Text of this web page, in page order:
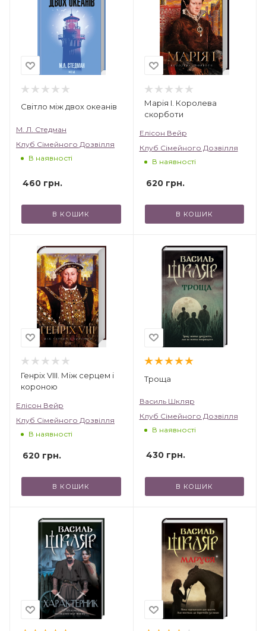
проектами, зокрема: «Світові бестселери —
українською», «Зірки української прози».
Світло між двох океанів
М. Л. Стедман
Клуб Сімейного Дозвілля
В наявності
460 грн.
В КОШИК
Марія I. Королева
скорботи
Елісон Вейр
Клуб Сімейного Дозвілля
В наявності
620грн.
В КОШИК
Генріх VIII. Між серцем і
короною
Елісон Вейр
Клуб Сімейного Дозвілля
В наявності
620 грн.
В КОШИК
Троща
Василь Шкляр
Клуб Сімейного Дозвілля
В наявності
430грн.
В КОШИК